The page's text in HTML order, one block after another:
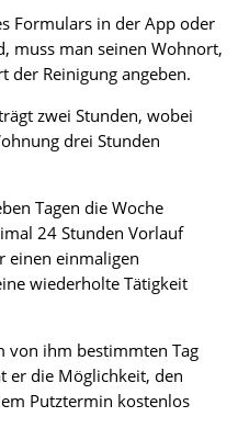
Formulars in der App oder
muss man seinen Wohnort,
der Reinigung angeben.
zwei Stunden, wobei
drei Stunden
Tagen die Woche
24 Stunden Vorlauf
einen einmaligen
wiederholte Tätigkeit
von ihm bestimmten Tag
er die Möglichkeit, den
Putztermin kostenlos